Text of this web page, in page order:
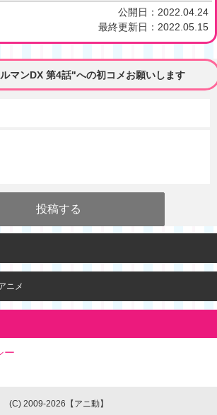
公開日： 2022.04.24
最終更新日： 2022.05.15
マンDX 第4話"への初コメお願いします
ニメ
ー
(C) 2009-2026【アニ動】